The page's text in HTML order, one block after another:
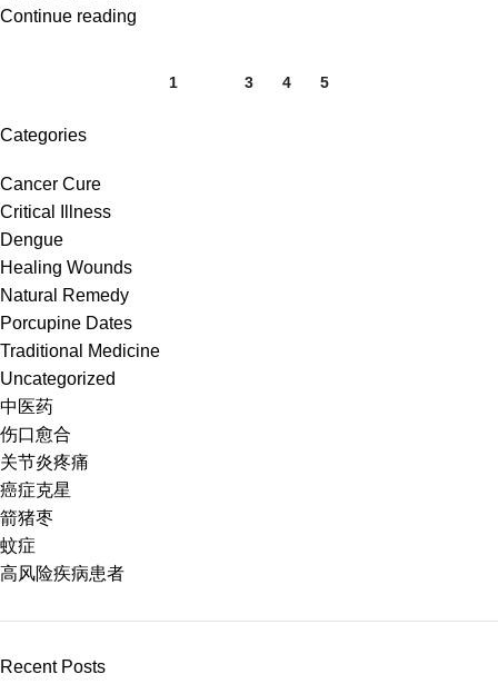
Continue reading
1 3 4 5
Categories
Cancer Cure
Critical Illness
Dengue
Healing Wounds
Natural Remedy
Porcupine Dates
Traditional Medicine
Uncategorized
中医药
伤口愈合
关节炎疼痛
癌症克星
箭猪枣
蚊症
高风险疾病患者
Recent Posts